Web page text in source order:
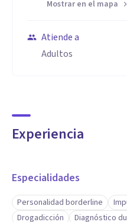
arribar a cada paciente y
integral a partir de los
emociones, pensamientos,
nuestro cuerpo
Mostrar en el mapa
Atiende a
Adultos
Experiencia
Especialidades
Personalidad borderline
Drogadicción
Diagnóstico